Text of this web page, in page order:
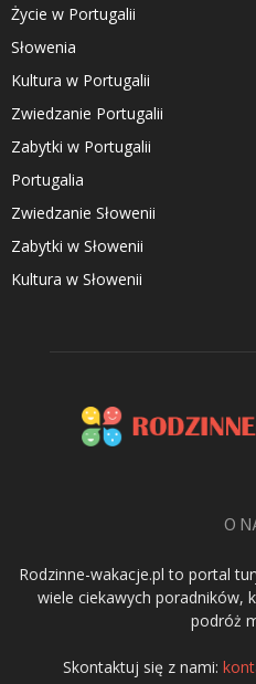
Życie w Portugalii
Słowenia
Kultura w Portugalii
Zwiedzanie Portugalii
Zabytki w Portugalii
Portugalia
Zwiedzanie Słowenii
Zabytki w Słowenii
Kultura w Słowenii
O
Rodzinne-wakacje.pl to portal
wiele ciekawych poradników,
podróż
Skontaktuj się z nami: